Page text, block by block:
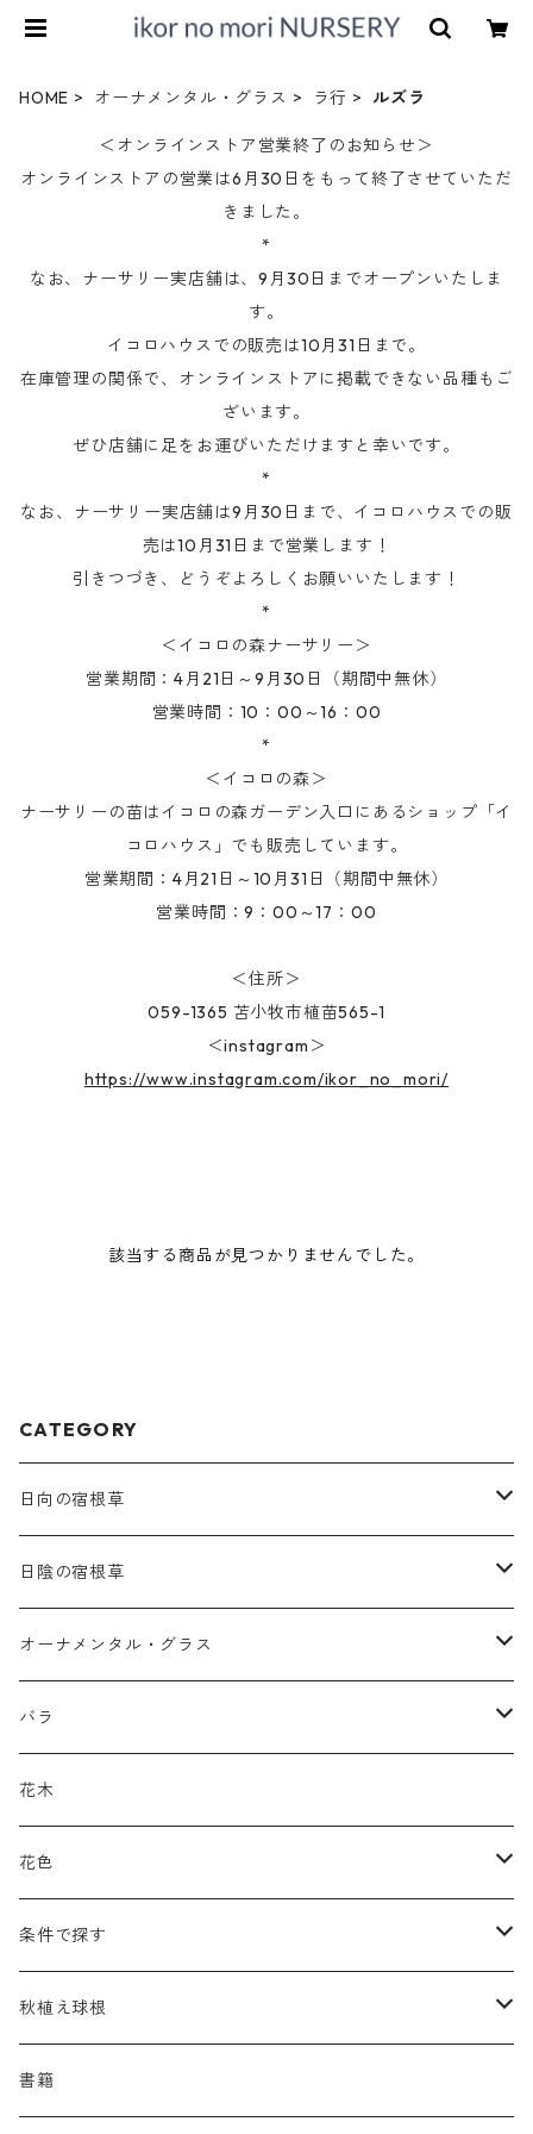
HOME オーナメンタル・グラス ラ行 ルズラ
＜オンラインストア営業終了のお知らせ＞
オンラインストアの営業は6月30日をもって終了させていただ
きました。
*
なお、ナーサリー実店舗は、9月30日までオープンいたしま
す。
イコロハウスでの販売は10月31日まで。
在庫管理の関係で、オンラインストアに掲載できない品種もご
ざいます。
ぜひ店舗に足をお運びいただけますと幸いです。
*
なお、ナーサリー実店舗は9月30日まで、イコロハウスでの販
売は10月31日まで営業します！
引きつづき、どうぞよろしくお願いいたします！
*
＜イコロの森ナーサリー＞
営業期間：4月21日～9月30日（期間中無休）
営業時間：10：00～16：00
*
＜イコロの森＞
ナーサリーの苗はイコロの森ガーデン入口にあるショップ「イ
コロハウス」でも販売しています。
営業期間：4月21日～10月31日（期間中無休）
営業時間：9：00～17：00
＜住所＞
059-1365 苫小牧市植苗565-1
＜instagram＞
https://www.instagram.com/ikor_no_mori/
該当する商品が見つかりませんでした。
CATEGORY
日向の宿根草
ア行
アガパンツス
アキレア
アストランティア
アデノフォラ
カ行
カラミンタ
カルタ
クランベ
サ行
サルウィア
サングイソルバ
タ行
タナケツム
タリクトルム
ナ行
ネペタ
ハ行
パエオニア
バプティシア
マ行
ムクゲニア
ラ行
日陰の宿根草
ア行
アクタエア
アコニツム
アルンクス
カ行
ギボウシ
キレンゲショウマ
タ行
ティアレラ
ドイツスズラン
ハ行
ブルネラ
プルモナリア
マ行
メルテンシア
ラ行
ランプロカプノス
シダ類
オーナメンタル・グラス
ア行
エリムス
カ行
カスマンティウム
カレクス
サ行
スティパ
セスレリア
タ行
デスカンプシア
ハ行
ハコネクロア
マ行
バラ
原種類
ハマナシの交配種（HRg）
ランブラー
クライマー
半つる
花木
花色
黒
青
緑
条件で探す
蜜源植物
グランドカバーにも良い植物
秋植え球根
アリウム
書籍